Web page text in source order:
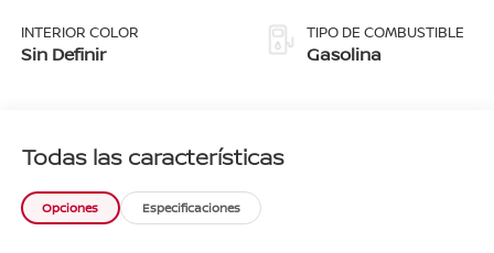
INTERIOR COLOR
Sin Definir
TIPO DE COMBUSTIBLE
Gasolina
Todas las características
Opciones Especificaciones